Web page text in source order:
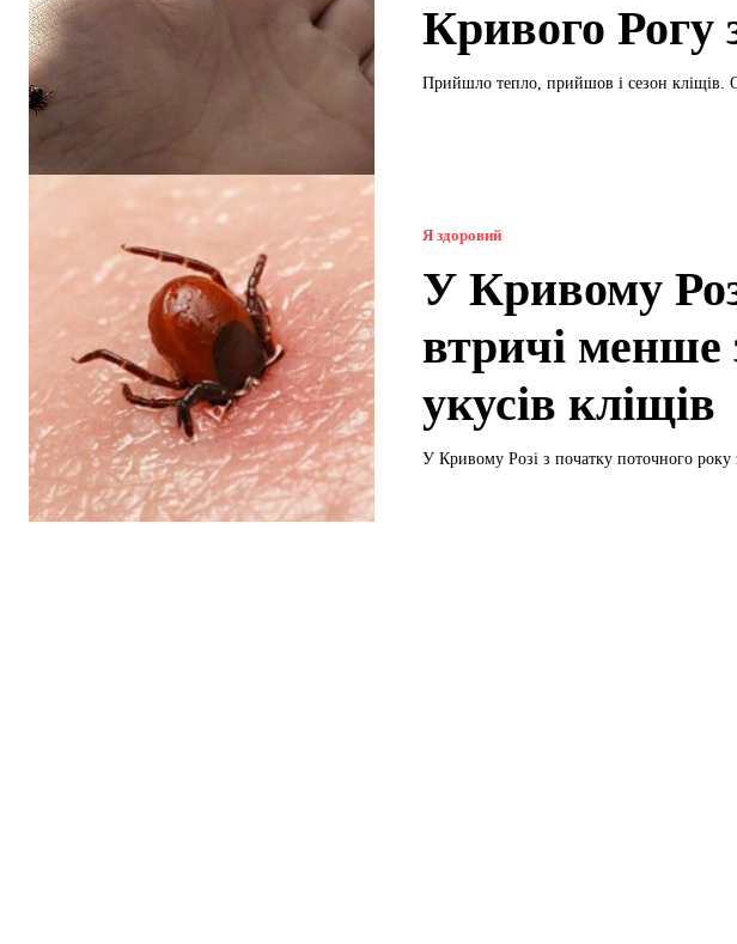
Кривого Рогу
Прийшло тепло, прийшов і сезон кліщів.
Я здоровий
У Кривому
втричі менше
укусів кліщів
У Кривому Розі з початку поточного року